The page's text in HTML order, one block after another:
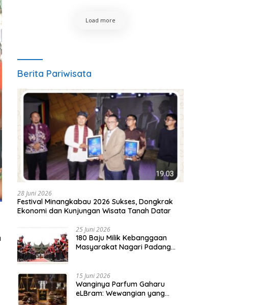
Load more
Berita Pariwisata
28 Juni 2026
Festival Minangkabau 2026 Sukses, Dongkrak
Ekonomi dan Kunjungan Wisata Tanah Datar
25 Juni 2026
180 Baju Milik Kebanggaan
Masyarakat Nagari Padang
Minangkabau
15 Juni 2026
Wanginya Parfum Gaharu
eLBram: Wewangian yang